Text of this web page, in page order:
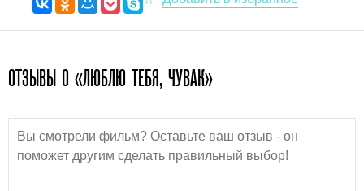
ОТЗЫВЫ О «ЛЮБЛЮ ТЕБЯ, ЧУВАК»